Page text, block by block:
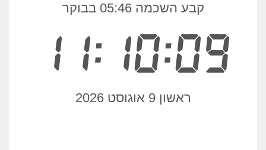
11:10:09
קבע השכמה 05:46 בבוקר
ראשון 9 אוגוסט 2026